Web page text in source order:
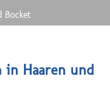
Bocket
in Haaren und